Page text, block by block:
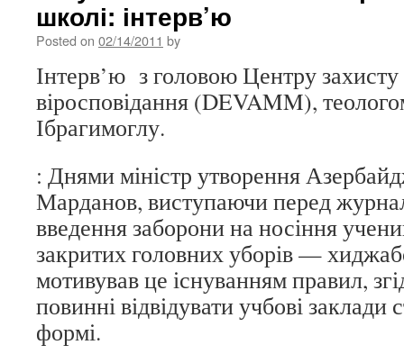
школі: інтерв’ю
Posted on 02/14/2011 by
Інтерв’ю з головою Центру захисту
віросповідання (DEVAMM),
Ібрагимоглу.
: Днями міністр утворення
Марданов, виступаючи перед
введення заборони на носіння
закритих головних уборів —
мотивував це існуванням правил,
повинні відвідувати учбові заклади
формі.